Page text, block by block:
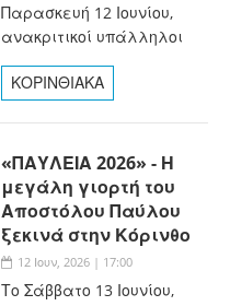
Παρασκευή 12 Ιουνίου,
ανακριτικοί υπάλληλοι
ΚΟΡΙΝΘΙΑΚΑ
«ΠΑΥΛΕΙΑ 2026» - Η
μεγάλη γιορτή του
Αποστόλου Παύλου
ξεκινά στην Κόρινθο
12 Ιουν, 2026 | 17:00
Το Σάββατο 13 Ιουνίου,